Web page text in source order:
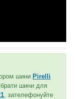
шини Pirelli
шини для
, зателефонуйте